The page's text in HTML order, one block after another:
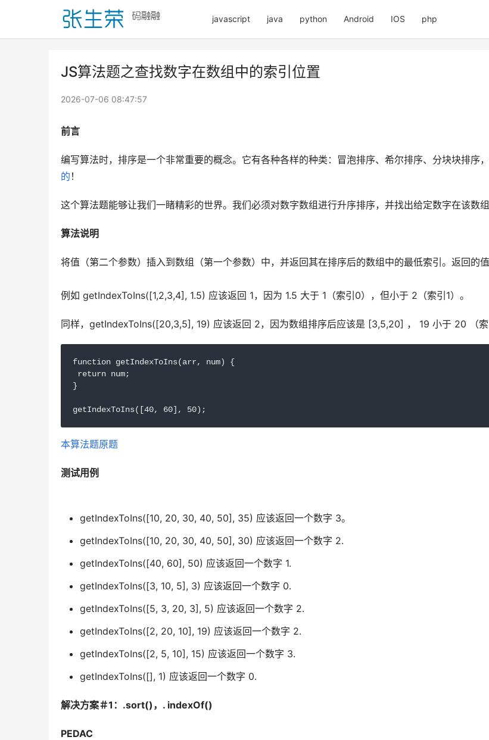
javascript java python Android IOS php
JS算法题之查找数字在数组中的索引位置
2026-07-06 08:47:57
前言
编写算法时，排序是一个非常重要的概念。它有各种各样的种类：冒泡排序、希尔排序、分块块排
的 ！
这个算法题能够让我们一睹精彩的世界。我们必须对数字数组进行升序排序，并找出给定数字在该数组
算法说明
将值（第二个参数）插入到数组（第一个参数）中，并返回其在排序后的数组中的最低索引。返回的值
例如 getIndexToIns([1,2,3,4], 1.5) 应该返回 1，因为 1.5 大于 1（索引0），但小于 2（索引1）。
同样，getIndexToIns([20,3,5], 19) 应该返回 2，因为数组排序后应该是 [3,5,20] ， 19 小于 20 （索
function getIndexToIns(arr, num) {
return num;
}
getIndexToIns([40, 60], 50);
本算法题原题
测试用例
getIndexToIns([10, 20, 30, 40, 50], 35) 应该返回一个数字 3。
getIndexToIns([10, 20, 30, 40, 50], 30) 应该返回一个数字 2.
getIndexToIns([40, 60], 50) 应该返回一个数字 1.
getIndexToIns([3, 10, 5], 3) 应该返回一个数字 0.
getIndexToIns([5, 3, 20, 3], 5) 应该返回一个数字 2.
getIndexToIns([2, 20, 10], 19) 应该返回一个数字 2.
getIndexToIns([2, 5, 10], 15) 应该返回一个数字 3.
getIndexToIns([], 1) 应该返回一个数字 0.
解决方案＃1：.sort()，. indexOf()
PEDAC